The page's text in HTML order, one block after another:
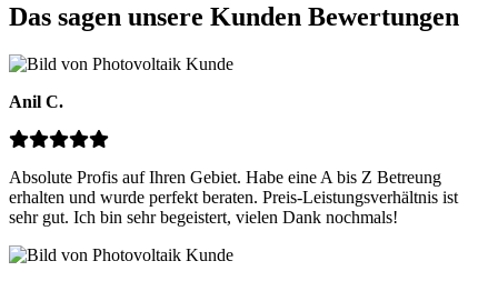
Das sagen unsere Kunden Bewertungen
Anil C.
Absolute Profis auf Ihren Gebiet. Habe eine A bis Z Betreung
erhalten und wurde perfekt beraten. Preis-Leistungsverhältnis ist
sehr gut. Ich bin sehr begeistert, vielen Dank nochmals!